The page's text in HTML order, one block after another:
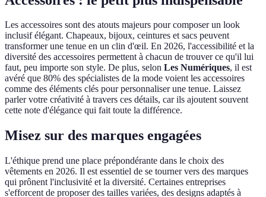
Les accessoires sont des atouts majeurs pour composer un look
inclusif élégant. Chapeaux, bijoux, ceintures et sacs peuvent
transformer une tenue en un clin d'œil. En 2026, l'accessibilité et la
diversité des accessoires permettent à chacun de trouver ce qu'il lui
faut, peu importe son style. De plus, selon Les Numériques, il est
avéré que 80% des spécialistes de la mode voient les accessoires
comme des éléments clés pour personnaliser une tenue. Laissez
parler votre créativité à travers ces détails, car ils ajoutent souvent
cette note d'élégance qui fait toute la différence.
Misez sur des marques engagées
L'éthique prend une place prépondérante dans le choix des
vêtements en 2026. Il est essentiel de se tourner vers des marques
qui prônent l'inclusivité et la diversité. Certaines entreprises
s'efforcent de proposer des tailles variées, des designs adaptés à